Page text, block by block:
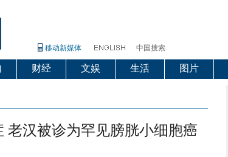
移动新媒体 中国搜索
财经 文娱 生活 图片
老汉被诊为罕见膀胱小细胞癌